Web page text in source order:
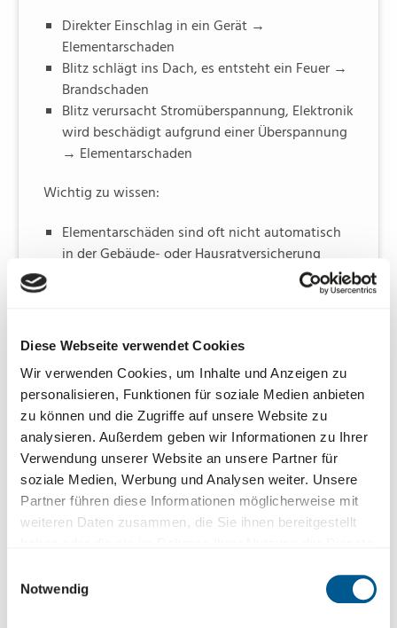
Diese Webseite verwendet Cookies
Wir verwenden Cookies, um Inhalte und Anzeigen zu
personalisieren, Funktionen für soziale Medien anbieten
zu können und die Zugriffe auf unsere Website zu
analysieren. Außerdem geben wir Informationen zu Ihrer
Verwendung unserer Website an unsere Partner für
soziale Medien, Werbung und Analysen weiter. Unsere
Partner führen diese Informationen möglicherweise mit
weiteren Daten zusammen, die Sie ihnen bereitgestellt
Notwendig
Direkter Einschlag in ein Gerät →
Elementarschaden
Blitz schlägt ins Dach, es entsteht ein Feuer →
Brandschaden
Blitz verursacht Stromüberspannung, Elektronik
wird beschädigt aufgrund einer Überspannung
→ Elementarschaden
Wichtig zu wissen:
Elementarschäden sind oft nicht automatisch
in der Gebäude- oder Hausratversicherung
enthalten und müssen daher oft gesondert
Elementarschaden eingestuft, nur weil ein
ist, welche unmittelbare Ursache den Schaden
verursacht hat.
Was ist im Schadenfall besonders zu beachten?
oder beteiligte Personen nach einem Brand in
den ersten Stunden oder Tagen ungewöhnliche